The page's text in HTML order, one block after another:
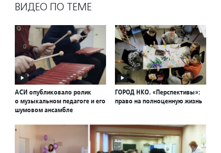
ВИДЕО ПО ТЕМЕ
АСИ опубликовало ролик
о музыкальном педагоге и его
шумовом ансамбле
ГОРОД НКО. «Перспективы»:
право на полноценную жизнь